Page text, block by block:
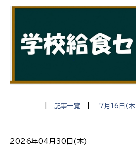
記事一覧 7月16日（木
2026年04月30日(木)